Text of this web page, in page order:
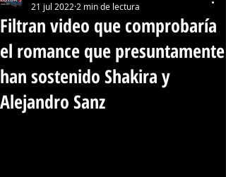
Filtran video que comprobaría
el romance que presuntamente
han sostenido Shakira y
Alejandro Sanz
21 jul 2022 2 min de lectura